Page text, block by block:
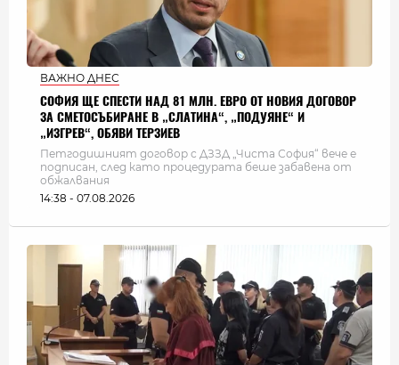
ВАЖНО ДНЕС
СОФИЯ ЩЕ СПЕСТИ НАД 81 МЛН. ЕВРО ОТ НОВИЯ ДОГОВОР
ЗА СМЕТОСЪБИРАНЕ В „СЛАТИНА“, „ПОДУЯНЕ“ И
„ИЗГРЕВ“, ОБЯВИ ТЕРЗИЕВ
Петгодишният договор с ДЗЗД „Чиста София“ вече е
подписан, след като процедурата беше забавена от
обжалвания
14:38 - 07.08.2026